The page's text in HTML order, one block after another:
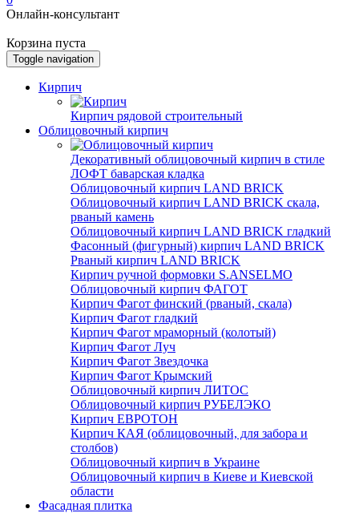
Онлайн-консультант
Корзина пуста
Toggle navigation
Кирпич
Кирпич рядовой строительный
Облицовочный кирпич
Декоративный облицовочный кирпич в стиле
ЛОФТ баварская кладка
Облицовочный кирпич LAND BRICK
Облицовочный кирпич LAND BRICK скала,
рваный камень
Облицовочный кирпич LAND BRICK гладкий
Фасонный (фигурный) кирпич LAND BRICK
Рваный кирпич LAND BRICK
Кирпич ручной формовки S.ANSELMO
Облицовочный кирпич ФАГОТ
Кирпич Фагот финский (рваный, скала)
Кирпич Фагот гладкий
Кирпич Фагот мраморный (колотый)
Кирпич Фагот Луч
Кирпич Фагот Звездочка
Кирпич Фагот Крымский
Облицовочный кирпич ЛИТОС
Облицовочный кирпич РУБЕЛЭКО
Кирпич ЕВРОТОН
Кирпич КАЯ (облицовочный, для забора и
столбов)
Облицовочный кирпич в Украине
Облицовочный кирпич в Киеве и Киевской
области
Фасадная плитка